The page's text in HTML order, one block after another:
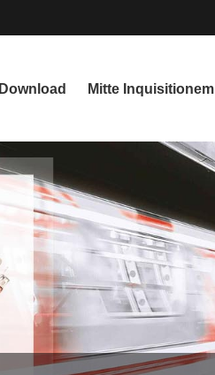
Download Mitte Inquisitionem